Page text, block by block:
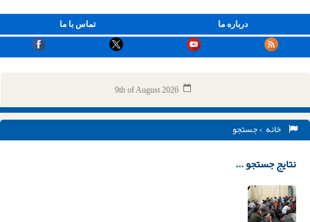
تماس با ما درباره ما
9th of August 2026
خانه > جستجو
نتایج جستجو ...